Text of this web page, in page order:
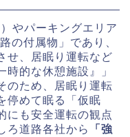
やパーキングエリア
の付属物」であり、
せ、居眠り運転など
的な休憩施設』」
のため、居眠り運転
停めて眠る「仮眠
にも安全運転の観点
ろ道路各社から
「強